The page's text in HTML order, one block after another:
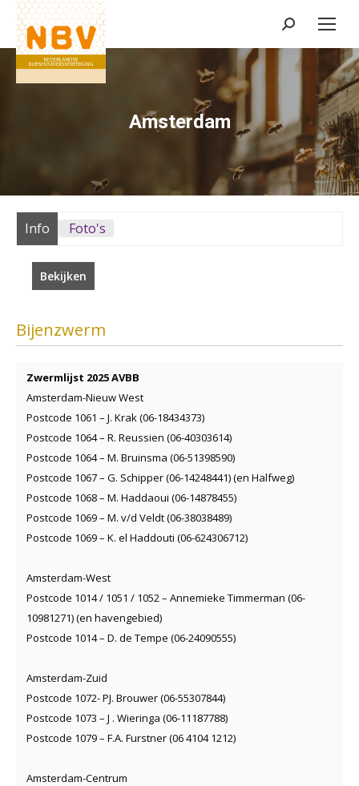
Zoeken:
Amsterdam
Info Foto's
Bekijken
Bijenzwerm
Zwermlijst 2025 AVBB
Amsterdam-Nieuw West
Postcode 1061 – J. Krak (06-18434373)
Postcode 1064 – R. Reussien (06-40303614)
Postcode 1064 – M. Bruinsma (06-51398590)
Postcode 1067 – G. Schipper (06-14248441) (en Halfweg)
Postcode 1068 – M. Haddaoui (06-14878455)
Postcode 1069 – M. v/d Veldt (06-38038489)
Postcode 1069 – K. el Haddouti (06-624306712)
Amsterdam-West
Postcode 1014 / 1051 / 1052 – Annemieke Timmerman (06-
10981271) (en havengebied)
Postcode 1014 – D. de Tempe (06-24090555)
Amsterdam-Zuid
Postcode 1072- PJ. Brouwer (06-55307844)
Postcode 1073 – J . Wieringa (06-11187788)
Postcode 1079 – F.A. Furstner (06 4104 1212)
Amsterdam-Centrum